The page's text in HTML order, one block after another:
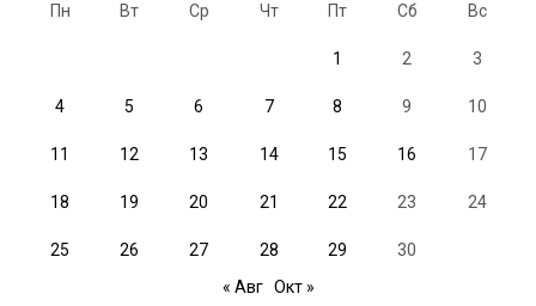
Пн Вт Ср Чт Пт Сб Вс
1 2 3
4 5 6 7 8 9 10
11 12 13 14 15 16 17
18 19 20 21 22 23 24
25 26 27 28 29
30
« Авг Окт »